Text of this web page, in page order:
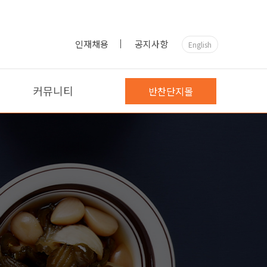
인재채용 공지사항 English
커뮤니티 반찬단지몰